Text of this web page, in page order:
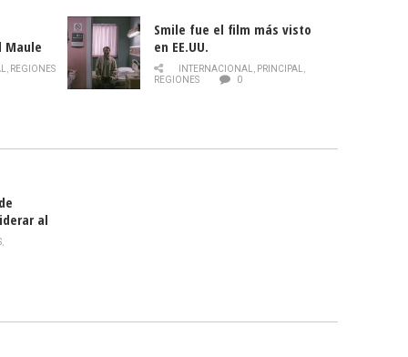
Maule
de la
, REGIONES
Smile fue el film más visto
en EE.UU.
INTERNACIONAL, PRINCIPAL,
REGIONES
0
al
,